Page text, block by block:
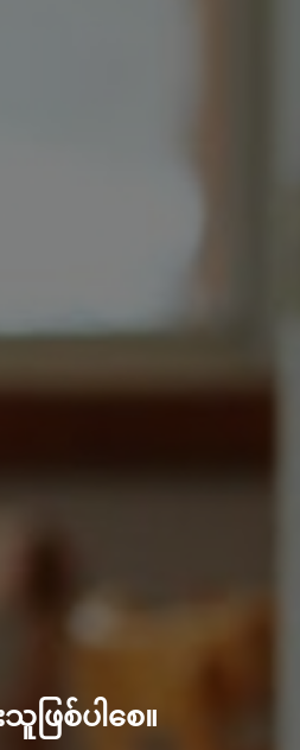
သူဖြစ်ပါစေ။